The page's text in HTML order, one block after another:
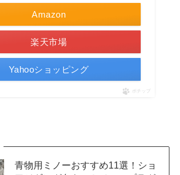
Amazon
楽天市場
Yahooショッピング
ポチップ
青物用ミノーおすすめ11選！ショ